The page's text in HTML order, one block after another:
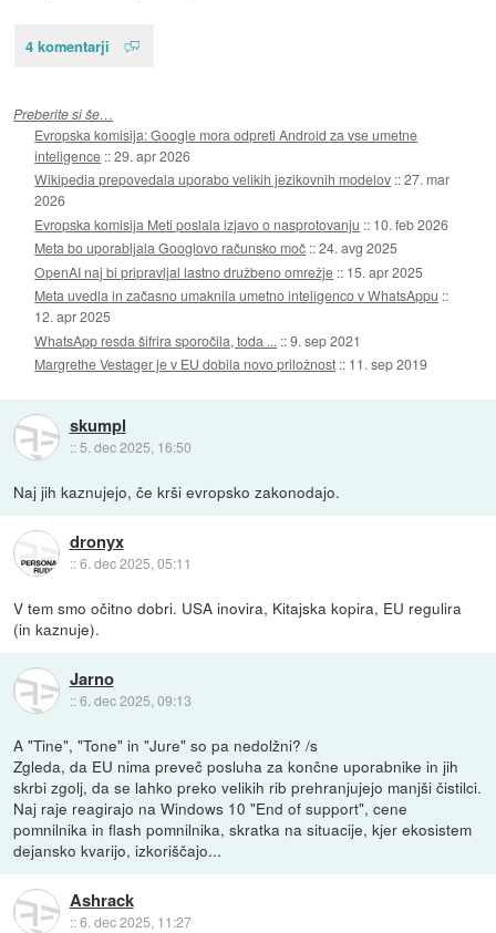
4 komentarji
Preberite si še…
Evropska komisija: Google mora odpreti Android za vse umetne
inteligence ::29. apr 2026
Wikipedia prepovedala uporabo velikih jezikovnih modelov ::27. mar
2026
Evropska komisija Meti poslala izjavo o nasprotovanju :: 10. feb 2026
Meta bo uporabljala Googlovo računsko moč ::24. avg 2025
OpenAI naj bi pripravljal lastno družbeno omrežje :: 15. apr 2025
Meta uvedla in začasno umaknila umetno inteligenco v WhatsAppu ::
12. apr 2025
WhatsApp resda šifrira sporočila, toda ... ::9. sep 2021
Margrethe Vestager je v EU dobila novo priložnost :: 11. sep 2019
skumpl
:: 5. dec 2025, 16:50
Naj jih kaznujejo, če krši evropsko zakonodajo.
dronyx
::6. dec 2025, 05:11
V tem smo očitno dobri. USA inovira, Kitajska kopira, EU regulira
(in kaznuje).
Jarno
::6. dec 2025, 09:13
A "Tine", "Tone" in "Jure" so pa nedolžni? /s
Zgleda, da EU nima preveč posluha za končne uporabnike in jih
skrbi zgolj, da se lahko preko velikih rib prehranjujejo manjši čistilci.
Naj raje reagirajo na Windows 10 "End of support", cene
pomnilnika in flash pomnilnika, skratka na situacije, kjer ekosistem
dejansko kvarijo, izkoriščajo...
Ashrack
::6. dec 2025, 11:27